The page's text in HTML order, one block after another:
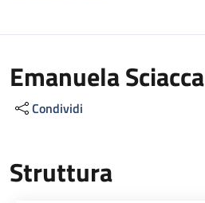
Emanuela Sciacca
Condividi
Struttura